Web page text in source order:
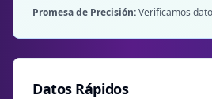
Promesa de Precisión:Verificamos
Datos Rápidos